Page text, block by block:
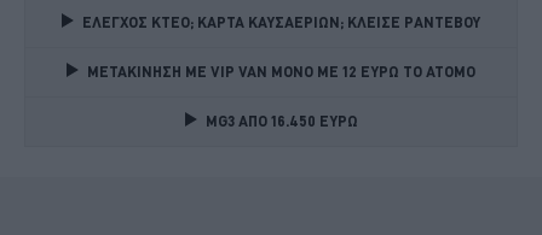
ΕΛΕΓΧΟΣ ΚΤΕΟ; ΚΑΡΤΑ ΚΑΥΣΑΕΡΙΩΝ; ΚΛΕΙΣΕ ΡΑΝΤΕΒΟΥ
ΜΕΤΑΚΙΝΗΣΗ ΜΕ VIP VAN ΜΟΝΟ ΜΕ 12 ΕΥΡΩ ΤΟ ΑΤΟΜΟ
MG3 ΑΠΟ 16.450 ΕΥΡΩ